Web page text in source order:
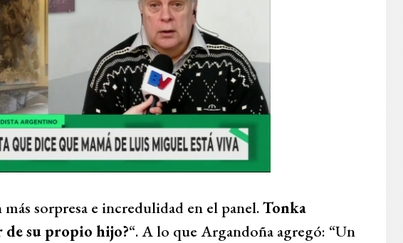
sorpresa e incredulidad en el panel.Tonka
de su propio hijo?“. A lo que Argandoña agregó: “Un